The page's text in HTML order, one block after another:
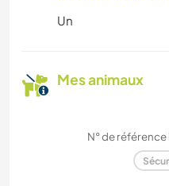
Un
Mes animaux
N° de référence